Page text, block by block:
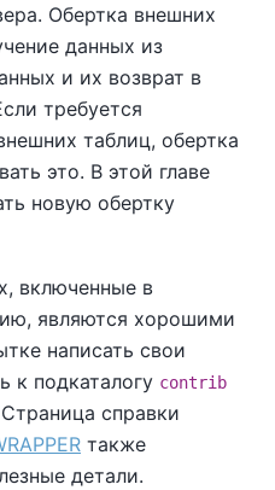
Обертка внешних
данных из
и их возврат в
требуется
таблиц, обертка
это. В этой главе
новую обертку
включенные в
являются хорошими
написать свои
к подкаталогу contrib
справки
также
детали.